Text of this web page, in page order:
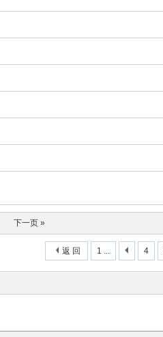
下一页 »
1 ... 4
返 回